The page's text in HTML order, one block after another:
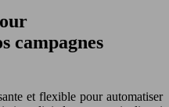
campagnes
et flexible pour automatiser